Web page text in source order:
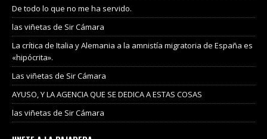
De todo lo que no me ha servido.
las viñetas de Sir Cámara
La crítica de Italia y Alemania a la amnistía migratoria de España es
«hipócrita».
Las viñetas de Sir Cámara
AYUSO, Y LA AGENCIA QUE SE DEDICA A ESTAS COSAS
las viñetas de Sir Cámara